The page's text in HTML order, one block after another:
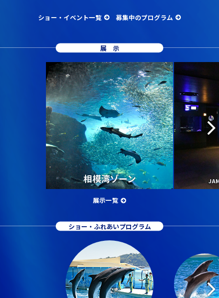
ショー・イベント一覧 募集中のプログラム
展示
相模湾ゾーン
展示一覧
ショー・ふれあいプログラム